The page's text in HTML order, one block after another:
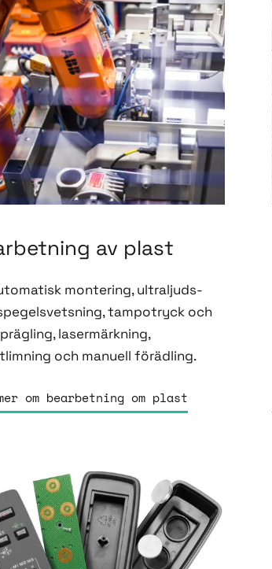
av plast
montering, ultraljuds-
tampotryck och
lasermärkning,
och manuell förädling.
om bearbetning om plast